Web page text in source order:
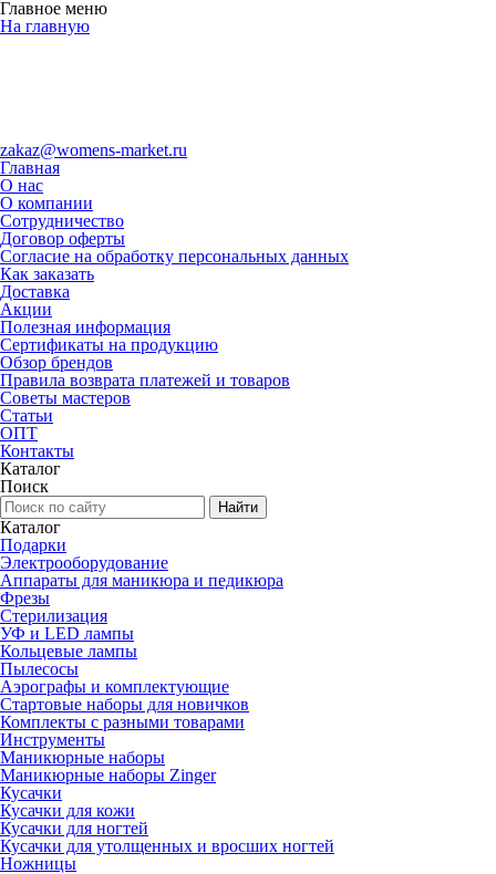
Главное меню
На главную
zakaz@womens-market.ru
Главная
О нас
О компании
Сотрудничество
Договор оферты
Согласие на обработку персональных данных
Как заказать
Доставка
Акции
Полезная информация
Сертификаты на продукцию
Обзор брендов
Правила возврата платежей и товаров
Советы мастеров
Статьи
ОПТ
Контакты
Каталог
Поиск
Каталог
Подарки
Электро­оборудование
Аппараты для маникюра и педикюра
Фрезы
Стерилизация
УФ и LED лампы
Кольцевые лампы
Пылесосы
Аэрографы и комплектующие
Стартовые наборы для новичков
Комплекты с разными товарами
Инструменты
Маникюрные наборы
Маникюрные наборы Zinger
Кусачки
Кусачки для кожи
Кусачки для ногтей
Кусачки для утолщенных и вросших ногтей
Ножницы